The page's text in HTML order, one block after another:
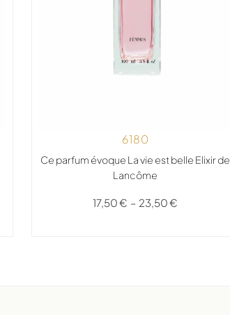
6180
Ce parfum évoque La vie est belle Elixir de
Lancôme
17,50€ – 23,50€